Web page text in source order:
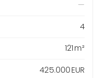
4
121 m²
425.000 EUR